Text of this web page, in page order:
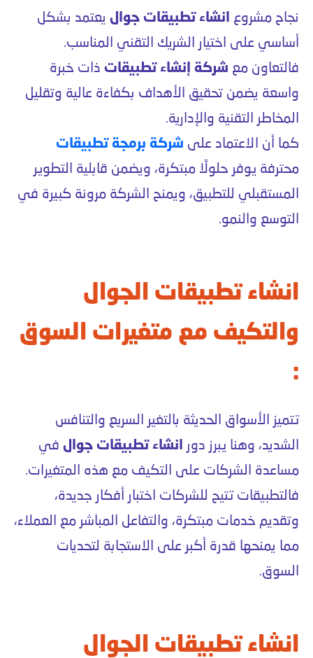
نجاح مشروع انشاء تطبيقات جوال يعتمد بشكل
أساسي على اختيار الشريك التقني المناسب.
فالتعاون مع شركة إنشاء تطبيقات ذات خبرة
واسعة يضمن تحقيق الأهداف بكفاءة عالية وتقليل
المخاطر التقنية والإدارية.
كما أن الاعتماد على شركة برمجة تطبيقات
محترفة يوفر حلولًا مبتكرة، ويضمن قابلية التطوير
المستقبلي للتطبيق، ويمنح الشركة مرونة كبيرة في
التوسع والنمو.
انشاء تطبيقات الجوال
والتكيف مع متغيرات السوق
:
تتميز الأسواق الحديثة بالتغير السريع والتنافس
الشديد، وهنا يبرز دور
انشاء تطبيقات جوال في
مساعدة الشركات على التكيف مع هذه المتغيرات.
فالتطبيقات تتيح للشركات اختبار أفكار جديدة،
وتقديم خدمات مبتكرة، والتفاعل المباشر مع العملاء،
مما يمنحها قدرة أكبر على الاستجابة لتحديات
السوق.
انشاء تطبيقات الجوال